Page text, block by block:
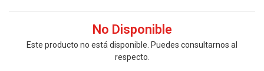
No Disponible
Este producto no está disponible. Puedes consultarnos al
respecto.